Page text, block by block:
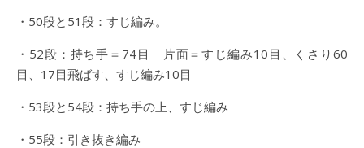
・50段と51段：すじ編み。
・52段：持ち手＝74目 片面＝すじ編み10目、くさり60
目、17目飛ばす、すじ編み10目
・53段と54段：持ち手の上、すじ編み
・55段：引き抜き編み